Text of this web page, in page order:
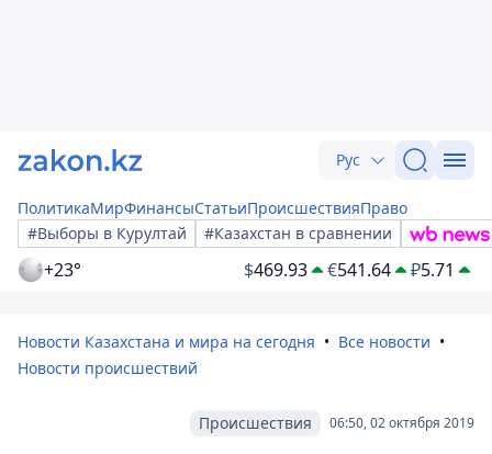
Рус
ПолитикаМирФинансыСтатьиПроисшествияПраво
#Выборы в Курултай
#Казахстан в сравнении
+23° $469.93 €541.64 ₽5.71
Новости Казахстана и мира на сегодня
Все новости
Новости происшествий
06:50, 02 октября 2019
Происшествия